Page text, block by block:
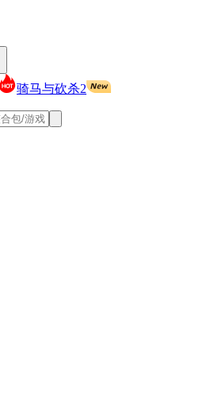
骑马与砍杀2